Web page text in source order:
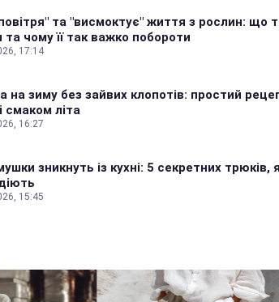
та "висмоктує" життя з рослин: що
та чому її так важко побороти
17:14
на зиму без зайвих клопотів: простий
смаком літа
16:27
зникнуть із кухні: 5 секретних трюків,
15:45